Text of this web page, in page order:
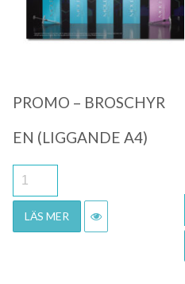
PROMO – BROSCHYR
EN (LIGGANDE A4)
LÄS MER